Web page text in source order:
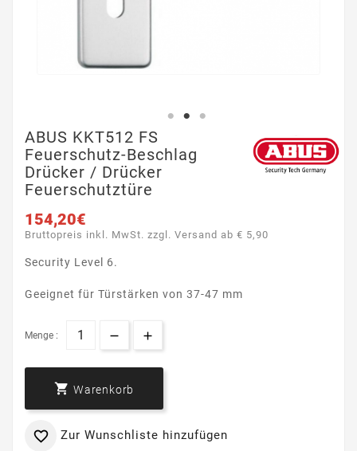
ABUS KKT512 FS
Feuerschutz-Beschlag
Drücker / Drücker
Feuerschutztüre
154,20€
Bruttopreis inkl. MwSt. zzgl. Versand ab € 5,90
Security Level 6.
Geeignet für Türstärken von 37-47 mm
Menge :
 Warenkorb
 Zur Wunschliste hinzufügen